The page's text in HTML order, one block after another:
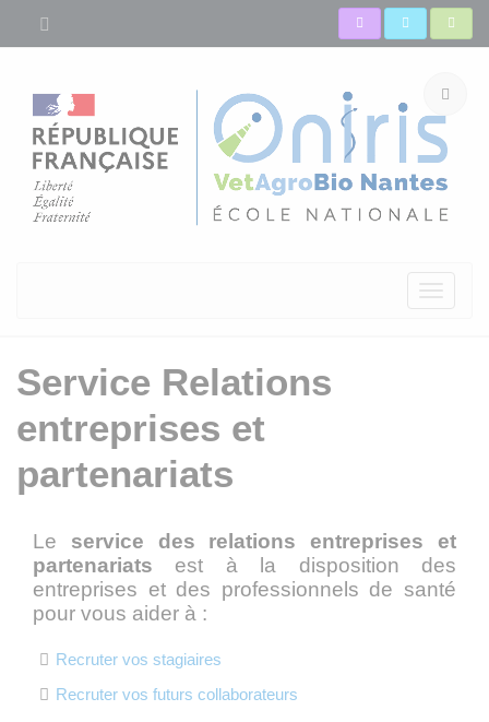
Service Relations
entreprises et
partenariats
Le service des relations entreprises et
partenariats est à la disposition des
entreprises et des professionnels de santé
pour vous aider à :
Recruter vos stagiaires
Recruter vos futurs collaborateurs